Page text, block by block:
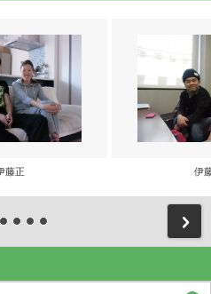
藤正 伊